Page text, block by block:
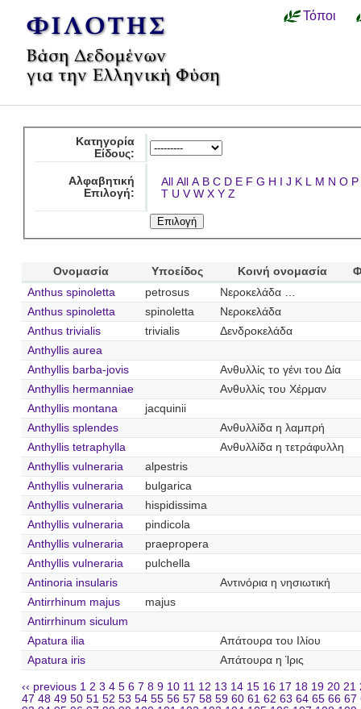
Τόποι
Κατηγορία
Είδους:
Αλφαβητική
Επιλογή:
All All A B C D E F G H I J K L M N O P
T U V W X Y Z
Ονομασία Υποείδος Κοινή ονομασία
Anthus spinoletta
petrosus
Νεροκελάδα …
Anthus spinoletta
spinoletta
Νεροκελάδα
Anthus trivialis
trivialis
Δενδροκελάδα
Anthyllis aurea
Anthyllis barba-jovis
Ανθυλλίς το γένι του Δία
Anthyllis hermanniae
Ανθυλλίς του Χέρμαν
Anthyllis montana
jacquinii
Anthyllis splendes
Ανθυλλίδα η λαμπρή
Anthyllis tetraphylla
Ανθυλλίδα η τετράφυλλη
Anthyllis vulneraria
alpestris
Anthyllis vulneraria
bulgarica
Anthyllis vulneraria
hispidissima
Anthyllis vulneraria
pindicola
Anthyllis vulneraria
praepropera
Anthyllis vulneraria
pulchella
Antinoria insularis
Αντινόρια η νησιωτική
Antirrhinum majus
majus
Antirrhinum siculum
Apatura ilia
Απάτουρα του Ιλίου
Apatura iris
Απάτουρα η Ίρις
‹‹ previous 1 2 3 4 5 6 7 8 9 10 11 12 13 14 15 16 17 18 19 20 21
47 48 49 50 51 52 53 54 55 56 57 58 59 60 61 62 63 64 65 66 67